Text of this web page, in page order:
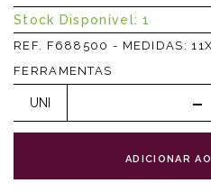
Stock Disponível: 1
REF. F688500 - MEDIDAS:
FERRAMENTAS
UNI
ADICIONAR